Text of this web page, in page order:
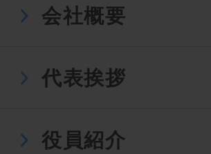
会社概要
代表挨拶
役員紹介